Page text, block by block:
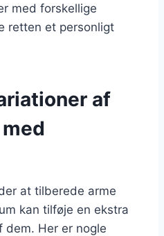
med forskellige
retten et personligt
af
at tilberede arme
kan tilføje en ekstra
dem. Her er nogle